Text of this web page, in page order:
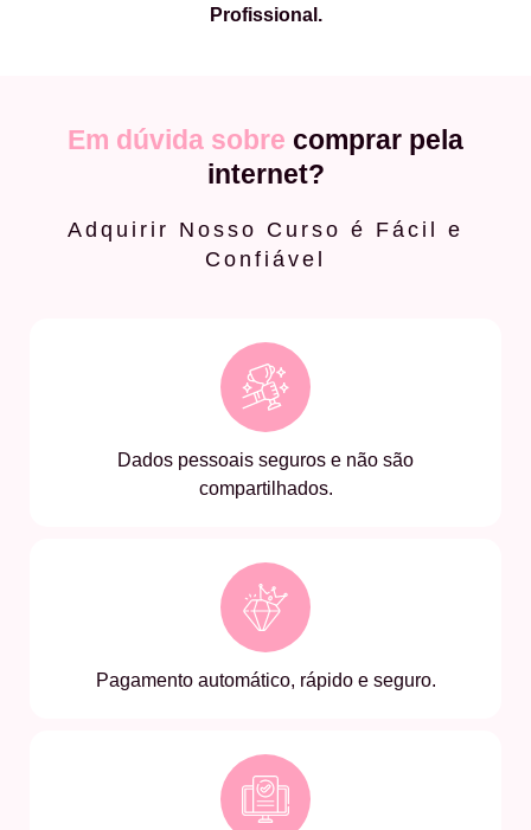
Profissional.
Em dúvida sobre comprar pela
internet?
Adquirir Nosso Curso é Fácil e
Confiável
Dados pessoais seguros e não são
compartilhados.
Pagamento automático, rápido e seguro.